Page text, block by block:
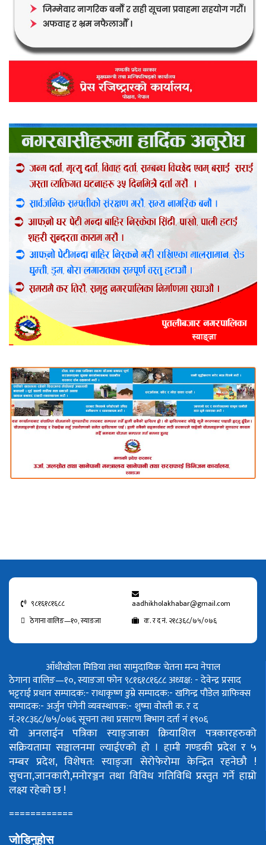
९८१६१८१६८८
aadhikholakhabar@gmail.com
ठेगाना वालिङ—१०, स्याङजा
क. र द नं. २१८३६८/७५/०७६
आँधीखोला मिडिया तथा सामुदायिक चेतना मन्च नेपाल
ठेगाना वालिङ—१०, स्याङजा फोन ९८१६१८१६८८अध्यक्ष: - देवेन्द्र प्रसाद
भट्टराईप्रधान सम्पादक:- राधाकृष्ण डुम्रेसम्पादक:- खगिन्द्र पौडेलग्राफिक्स
सम्पादक:- अर्जुन पंगेनीव्यवस्थापक:- शुष्मा वोस्तीक. र द
नं.२१८३६८/७५/०७६सूचना तथा प्रसारण बिभाग दर्ता नं १९०६
यो अनलाईन पत्रिका स्याङ्जाका क्रियाशिल पत्रकारहरुको
सक्रियतामा सञ्चालनमा ल्याईएको हो । हामी गण्डकी प्रदेश र ५
नम्बर प्रदेश, विशेषत: स्याङ्जा सेरोफेरोमा केन्द्रित रहनेछौ !
सुचना,जानकारी,मनोरञ्जन तथा विविध गतिविधि प्रस्तुत गर्ने हाम्रो
लक्ष्य रहेको छ !
============
जोडिनुहोस